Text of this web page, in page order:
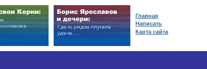
Главная
Написать
Карта сайта